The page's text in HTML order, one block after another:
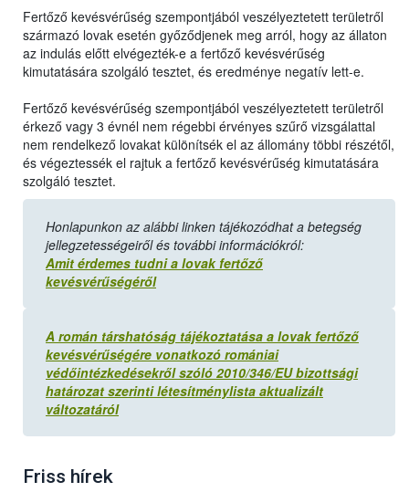
Fertőző kevésvérűség szempontjából veszélyeztetett területről
származó lovak esetén győződjenek meg arról, hogy az állaton
az indulás előtt elvégezték-e a fertőző kevésvérűség
kimutatására szolgáló tesztet, és eredménye negatív lett-e.
Fertőző kevésvérűség szempontjából veszélyeztetett területről
érkező vagy 3 évnél nem régebbi érvényes szűrő vizsgálattal
nem rendelkező lovakat különítsék el az állomány többi részétől,
és végeztessék el rajtuk a fertőző kevésvérűség kimutatására
szolgáló tesztet.
Honlapunkon az alábbi linken tájékozódhat a betegség
jellegzetességeiről és további információkról:
Amit érdemes tudni a lovak fertőző
kevésvérűségéről
A román társhatóság tájékoztatása a lovak fertőző
kevésvérűségére vonatkozó romániai
védőintézkedésekről szóló 2010/346/EU bizottsági
határozat szerinti létesítménylista aktualizált
változatáról
Friss hírek